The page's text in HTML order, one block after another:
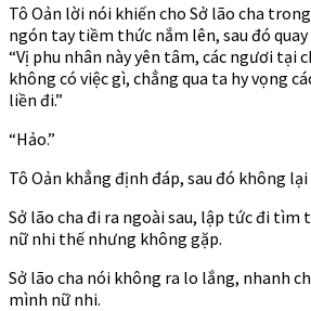
Tô Oản lời nói khiến cho Sở lão cha
ngón tay tiềm thức nắm lên, sau đó
“Vị phu nhân này yên tâm, các ngươi tại
không có việc gì, chẳng qua ta hy vọng
liền đi.”
“Hảo.”
Tô Oản khẳng định đáp, sau đó không lại
Sở lão cha đi ra ngoài sau, lập tức đi tìm
nữ nhi thế nhưng không gặp.
Sở lão cha nói không ra lo lắng, nhanh
mình nữ nhi.